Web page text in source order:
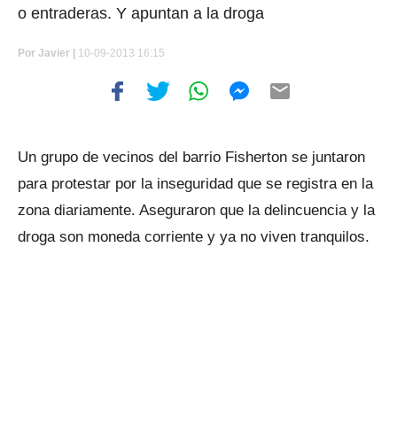
o entraderas. Y apuntan a la droga
Por Javier | 10-09-2013 16:15
Un grupo de vecinos del barrio Fisherton se juntaron
para protestar por la inseguridad que se registra en la
zona diariamente. Aseguraron que la delincuencia y la
droga son moneda corriente y ya no viven tranquilos.